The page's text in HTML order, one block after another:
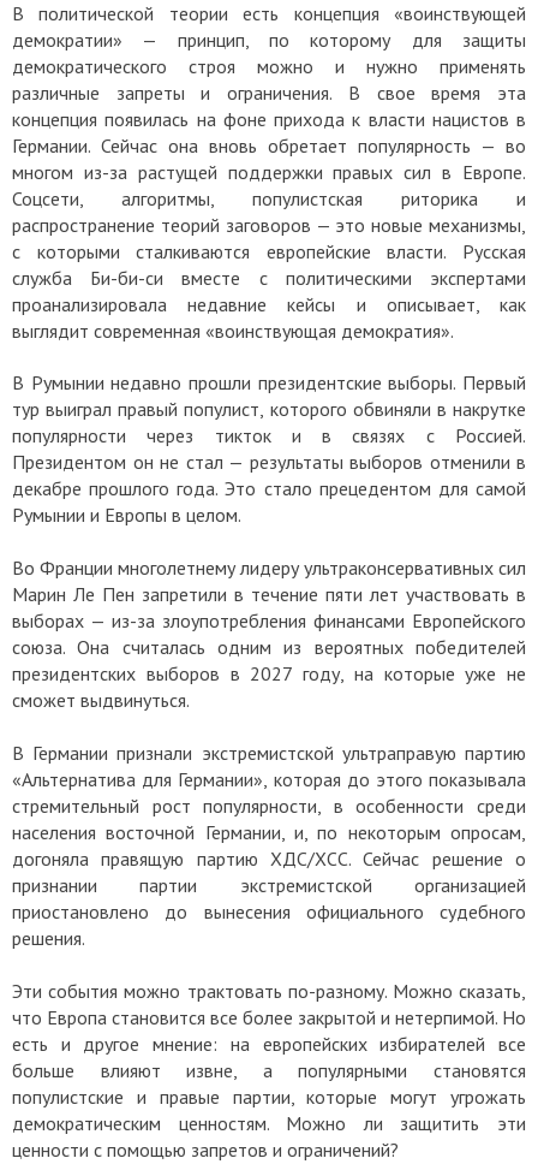
В политической теории есть концепция «воинствующей
демократии» — принцип, по которому для защиты
демократического строя можно и нужно применять
различные запреты и ограничения. В свое время эта
концепция появилась на фоне прихода к власти нацистов в
Германии. Сейчас она вновь обретает популярность — во
многом из-за растущей поддержки правых сил в Европе.
Соцсети, алгоритмы, популистская риторика и
распространение теорий заговоров — это новые механизмы,
с которыми сталкиваются европейские власти. Русская
служба Би-би-си вместе с политическими экспертами
проанализировала недавние кейсы и описывает, как
выглядит современная «воинствующая демократия».
В Румынии недавно прошли президентские выборы. Первый
тур выиграл правый популист, которого обвиняли в накрутке
популярности через тикток и в связях с Россией.
Президентом он не стал — результаты выборов отменили в
декабре прошлого года. Это стало прецедентом для самой
Румынии и Европы в целом.
Во Франции многолетнему лидеру ультраконсервативных сил
Марин Ле Пен запретили в течение пяти лет участвовать в
выборах — из-за злоупотребления финансами Европейского
союза. Она считалась одним из вероятных победителей
президентских выборов в 2027 году, на которые уже не
сможет выдвинуться.
В Германии признали экстремистской ультраправую партию
«Альтернатива для Германии», которая до этого показывала
стремительный рост популярности, в особенности среди
населения восточной Германии, и, по некоторым опросам,
догоняла правящую партию ХДС/ХСС. Сейчас решение о
признании партии экстремистской организацией
приостановлено до вынесения официального судебного
решения.
Эти события можно трактовать по-разному. Можно сказать,
что Европа становится все более закрытой и нетерпимой. Но
есть и другое мнение: на европейских избирателей все
больше влияют извне, а популярными становятся
популистские и правые партии, которые могут угрожать
демократическим ценностям. Можно ли защитить эти
ценности с помощью запретов и ограничений?